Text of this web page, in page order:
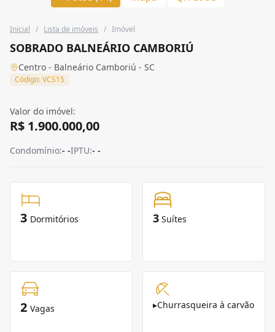
Inicial / Lista de imóveis / Imóvel
SOBRADO BALNEÁRIO CAMBORIÚ
Centro - Balneário Camboriú - SC
Código: VCS15
Valor do imóvel:
R$ 1.900.000,00
Condomínio:- -IPTU:- -
3 Dormitórios 3 Suítes
2 Vagas ▸Churrasqueira à carvão